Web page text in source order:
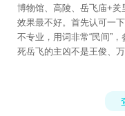
博物馆、高陵、岳飞庙+
效果最不好。首先认可一
不专业，用词非常“民间”
死岳飞的主凶不是王俊、
氏”“岳飞其实就是一根筋”
糙，从前景区带到八卦阵
祠、老子祠、孔子祠、十